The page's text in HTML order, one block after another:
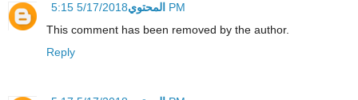
المحتوي 5/17/2018 5:15 PM
This comment has been removed by the author.
Reply